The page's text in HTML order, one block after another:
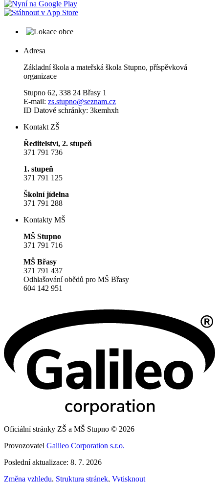
Adresa
Základní škola a mateřská škola Stupno, příspěvková
organizace
Stupno 62, 338 24 Břasy 1
E-mail: zs.stupno@seznam.cz
ID Datové schránky: 3kemhxh
Kontakt ZŠ
Ředitelství, 2. stupeň
371 791 736
1. stupeň
371 791 125
Školní jídelna
371 791 288
Kontakty MŠ
MŠ Stupno
371 791 716
MŠ Břasy
371 791 437
Odhlašování obědů pro MŠ Břasy
604 142 951
Oficiální stránky ZŠ a MŠ Stupno © 2026
Provozovatel Galileo Corporation s.r.o.
Poslední aktualizace: 8. 7. 2026
Změna vzhledu, Struktura stránek, Vytisknout